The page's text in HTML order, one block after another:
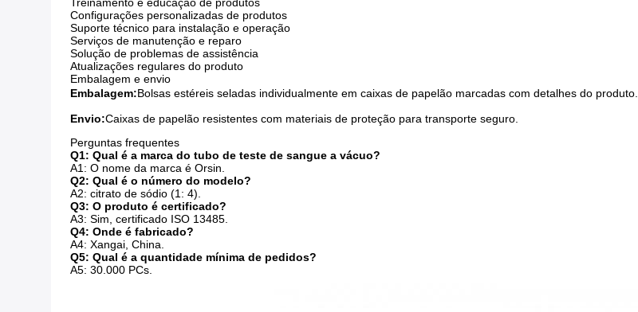
Treinamento e educação de produtos
Configurações personalizadas de produtos
Suporte técnico para instalação e operação
Serviços de manutenção e reparo
Solução de problemas de assistência
Atualizações regulares do produto
Embalagem e envio
Embalagem:Bolsas estéreis seladas individualmente em caixas de papelão marcadas com detalhes do produto.
Envio:Caixas de papelão resistentes com materiais de proteção para transporte seguro.
Perguntas frequentes
Q1: Qual é a marca do tubo de teste de sangue a vácuo?
A1: O nome da marca é Orsin.
Q2: Qual é o número do modelo?
A2: citrato de sódio (1: 4).
Q3: O produto é certificado?
A3: Sim, certificado ISO 13485.
Q4: Onde é fabricado?
A4: Xangai, China.
Q5: Qual é a quantidade mínima de pedidos?
A5: 30.000 PCs.